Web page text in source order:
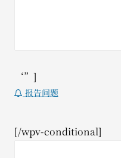
‘”]
报告问题
[/wpv-conditional]